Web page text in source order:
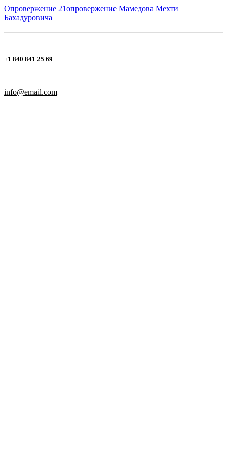
Опровержение 21опровержение Мамедова Мехти
Бахадуровича
+1 840 841 25 69
info@email.com